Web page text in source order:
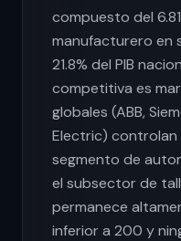
compuesto del
manufacturero en
21.8% del PIB
competitiva es
globales (ABB,
Electric) controlan
segmento de
el subsector de
permanece
inferior a 200 y